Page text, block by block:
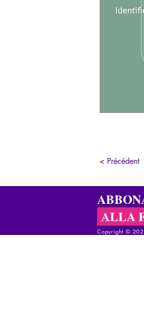
< Précédent
ALLA
Copyright ©